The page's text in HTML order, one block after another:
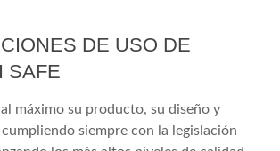
DE USO DE
SAFE
máximo su producto, su diseño y
siempre con la legislación